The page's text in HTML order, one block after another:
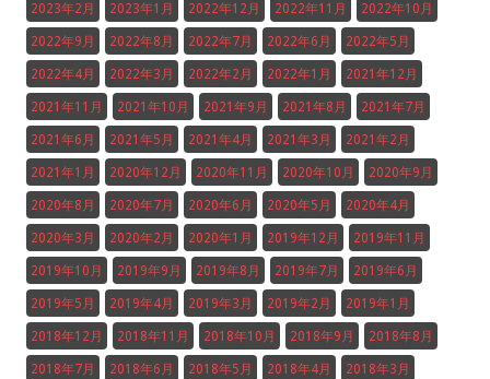
2023年2月 2023年1月 2022年12月 2022年11月 2022年10月
2022年9月 2022年8月 2022年7月 2022年6月 2022年5月
2022年4月 2022年3月 2022年2月 2022年1月 2021年12月
2021年11月 2021年10月 2021年9月 2021年8月 2021年7月
2021年6月 2021年5月 2021年4月 2021年3月 2021年2月
2021年1月 2020年12月 2020年11月 2020年10月 2020年9月
2020年8月 2020年7月 2020年6月 2020年5月 2020年4月
2020年3月 2020年2月 2020年1月 2019年12月 2019年11月
2019年10月 2019年9月 2019年8月 2019年7月 2019年6月
2019年5月 2019年4月 2019年3月 2019年2月 2019年1月
2018年12月 2018年11月 2018年10月 2018年9月 2018年8月
2018年7月 2018年6月 2018年5月 2018年4月 2018年3月